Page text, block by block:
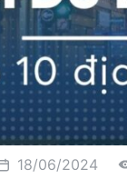
18/06/2024